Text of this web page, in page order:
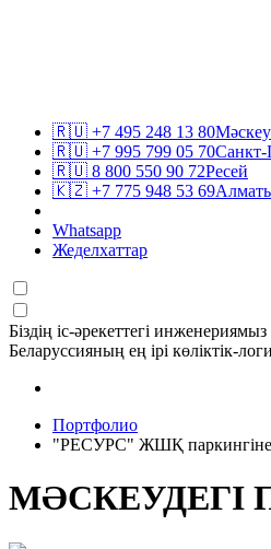
🇷🇺 +7 495 248 13 80Мәскеу
🇷🇺 +7 995 799 05 70Санкт-
🇷🇺 8 800 550 90 72Ресей
🇰🇿 +7 775 948 53 69
Whatsapp
Жеделхаттар
Біздің іс-әрекеттегі инженериямыз
Беларуссияның ең ірі көліктік-
Портфолио
"РЕСУРС" ЖШҚ паркингіне
МӘСКЕУДЕГІ